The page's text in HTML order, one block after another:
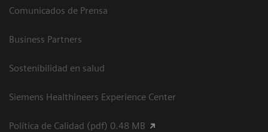
Comunicados de Prensa
Business Partners
Sostenibilidad en salud
Siemens Healthineers Experience Center
Política de Calidad (pdf) 0.48 MB